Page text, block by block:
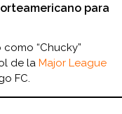
para
“Chucky”
de la Major League
FC.